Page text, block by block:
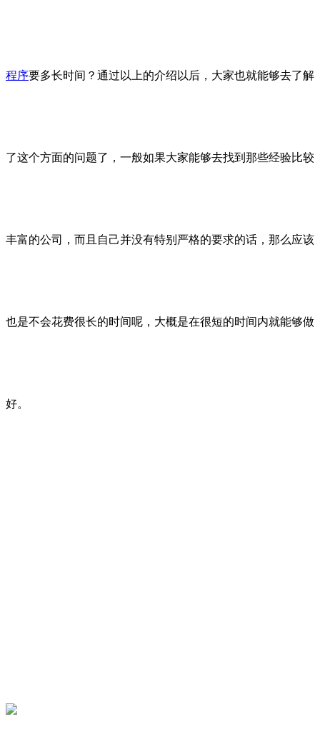
程序要多长时间？通过以上的介绍以后，大家也就能够去了解
了这个方面的问题了，一般如果大家能够去找到那些经验比较
丰富的公司，而且自己并没有特别严格的要求的话，那么应该
也是不会花费很长的时间呢，大概是在很短的时间内就能够做
好。